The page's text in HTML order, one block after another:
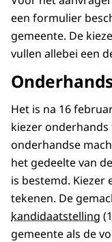
een formulier
gemeente. De
vullen allebei een
Het is na 16
kiezer
onderhandse
het gedeelte van
is bestemd. Kiezer
tekenen. De
kandidaatstelling
gemeente als de